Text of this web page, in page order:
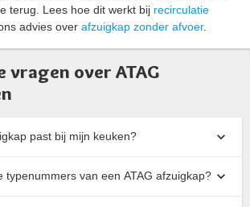
terug. Lees hoe dit werkt bij recirculatie
advies over afzuigkap zonder afvoer.
vragen over ATAG
past bij mijn keuken?
typenummers van een ATAG afzuigkap?